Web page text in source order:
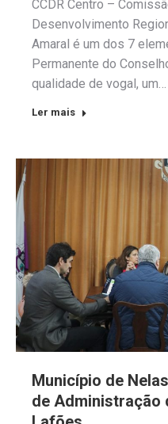
CCDR Centro –
Desenvolvimento
Amaral é um dos 7
Permanente do
qualidade de vogal, um…
Ler mais
Município de
de Administração